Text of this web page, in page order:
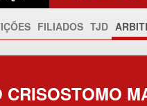
FILIADOS TJD
CRISOSTOMO